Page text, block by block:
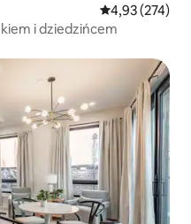
Średnia
4,93 (274)
i dziedzińcem